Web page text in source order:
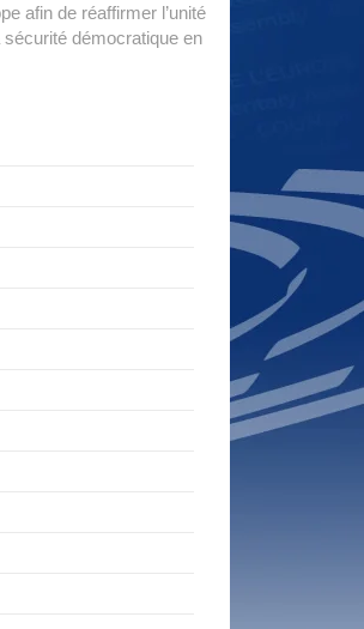
afin de réaffirmer l’unité
démocratique en